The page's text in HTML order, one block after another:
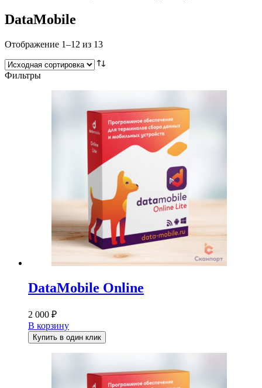
DataMobile
Отображение 1–12 из 13
Фильтры
DataMobile Online
2 000 ₽
В корзину
Купить в один клик